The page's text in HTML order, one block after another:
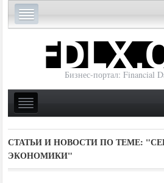
Бизнес-портал: Financial
СТАТЬИ И НОВОСТИ ПО ТЕМЕ:
ЭКОНОМИКИ"